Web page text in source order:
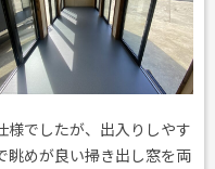
様でしたが、出入りしやす
眺めが良い掃き出し窓を両